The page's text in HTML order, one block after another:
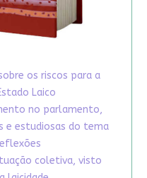
os riscos para a
Laico
no parlamento,
e estudiosas do tema
coletiva, visto